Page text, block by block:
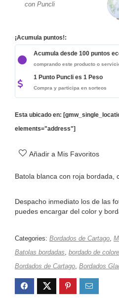
con Puncli
¡Acumula puntos!:
Acumula desde 100 puntos
comprando este producto o
1 Punto Puncli es 1 Peso
Compra y participa en sorteos
Esta ubicado en:
elements="address"]
Añadir a Mis Favoritos
Batola blanca con roja bordada,
Despacho inmediato los de las
puedes encargar del color y
Categories: Bordados de Cartago,
Batolas bordadas, bordado de
Bordados de Cartago, Bordados